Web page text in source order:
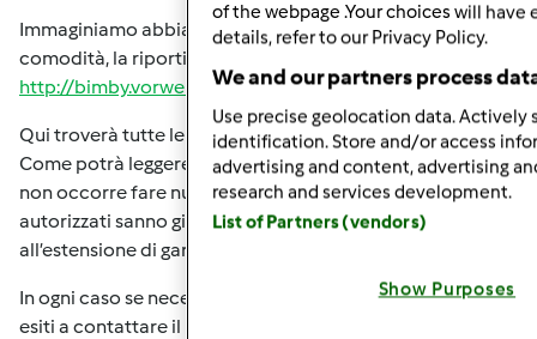
Immaginiamo abbia già letto l'informativa in rete che, per
comodità, la riportiamo di seguito:
http://bimby.vorwerk.it/guarnizione-tm31/
Qui troverà tutte le informazioni relative a questo tema.
Come potrà leggere, per ottenere l’estensione di garanzia
non occorre fare nulla: i nostri centri di assistenza
autorizzati sanno già quali sono gli apparecchi interessati
all’estensione di garanzia.
In ogni caso se necessitasse di ulteriori informazioni non
esiti a contattare il nostro servizio clienti scrivendo
of the webpage .Your choices will
details, refer to our Privacy Policy.
We and our partners process
Use precise geolocation data. Actively
identification. Store and/or access
advertising and content, advertising
research and services development.
List of Partners (vendors)
Show Purposes